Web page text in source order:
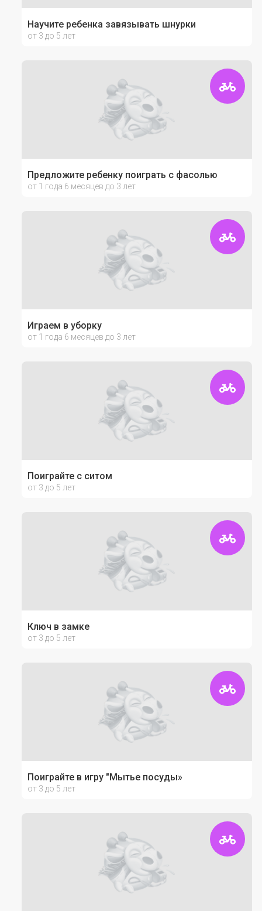
Научите ребенка завязывать шнурки
от 3 до 5 лет
Предложите ребенку поиграть с фасолью
от 1 года 6 месяцев до 3 лет
Играем в уборку
от 1 года 6 месяцев до 3 лет
Поиграйте с ситом
от 3 до 5 лет
Ключ в замке
от 3 до 5 лет
Поиграйте в игру "Мытье посуды»
от 3 до 5 лет